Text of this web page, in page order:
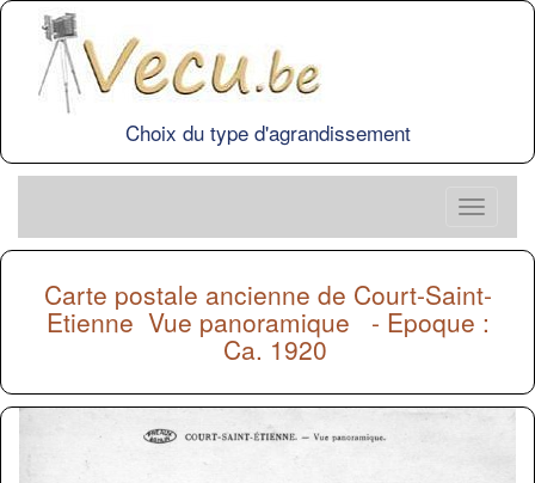
Choix du type d'agrandissement
Carte postale ancienne de Court-Saint-
Etienne Vue panoramique - Epoque :
Ca. 1920